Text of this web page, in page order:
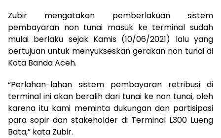
Zubir mengatakan pemberlakuan sistem
pembayaran non tunai masuk ke terminal sudah
mulai berlaku sejak Kamis (10/06/2021) lalu yang
bertujuan untuk menyukseskan gerakan non tunai di
Kota Banda Aceh.
“Perlahan-lahan sistem pembayaran retribusi di
terminal ini akan beralih dari tunai ke non tunai, oleh
karena itu kami meminta dukungan dan partisipasi
para sopir dan stakeholder di Terminal L300 Lueng
Bata,” kata Zubir.